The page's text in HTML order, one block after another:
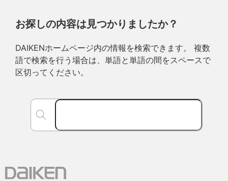
お探しの内容は見つかりましたか？
DAIKENホームページ内の情報を検索できます。 複数
語で検索を行う場合は、単語と単語の間をスペースで
区切ってください。